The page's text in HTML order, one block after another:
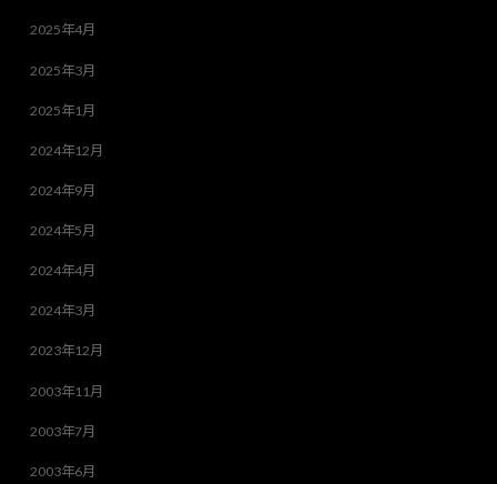
2025年4月
2025年3月
2025年1月
2024年12月
2024年9月
2024年5月
2024年4月
2024年3月
2023年12月
2003年11月
2003年7月
2003年6月